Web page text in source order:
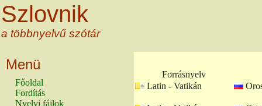
Szlovnik
a többnyelvű szótár
Menü
Főoldal
Fordítás
Nyelvi fájlok
Forrásnyelv
Latin - Vatikán